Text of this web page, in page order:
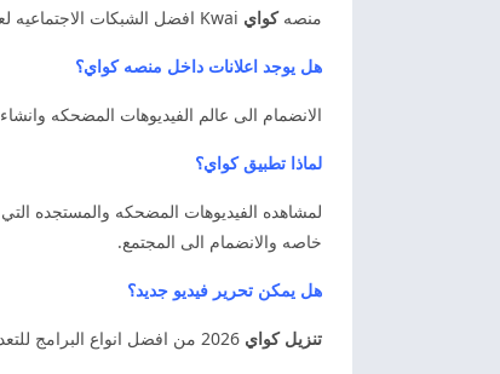
منصهكواي Kwai افضل الشبكات الاجتماعيه لعرض مقاطع الفيديو القصيره والمضحكه في مختلف المجالات على هواتف المحمول الاندرويد والايفون والكمبيوتر.
هل يوجد اعلانات داخل منصه كواي؟
الانضمام الى عالم الفيديوهات المضحكه
لماذا تطبيق كواي؟
لمشاهده الفيديوهات المضحكه والمستجده
خاصه والانضمام الى المجتمع.
هل يمكن تحرير فيديو جديد؟
تنزيل كواي